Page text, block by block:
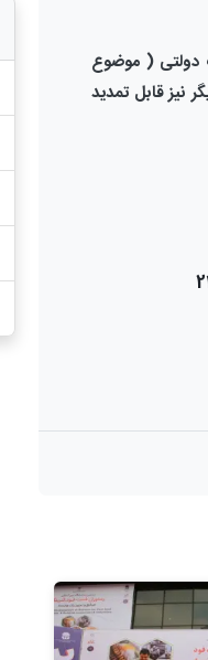
دولتی( موضوع
نیز قابل تمدید